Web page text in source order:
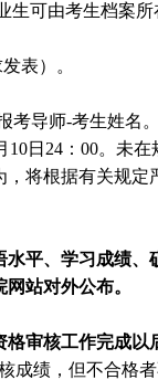
可由考生档案
表）。
考导师-考生姓名 。
10日 24：00。 未在
将根据有关规定
平、学习成绩
站对外公布。
格审核工作完成以
绩，但不合格